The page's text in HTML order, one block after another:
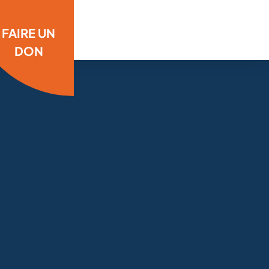
FAIRE UN
DON